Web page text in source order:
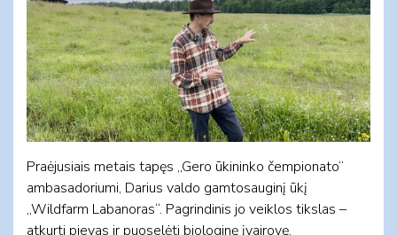
Praėjusiais metais tapęs „Gero ūkininko čempionato“
ambasadoriumi, Darius valdo gamtosauginį ūkį
„Wildfarm Labanoras“. Pagrindinis jo veiklos tikslas –
atkurti pievas ir puoselėti biologinę įvairovę.